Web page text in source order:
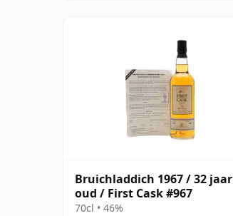
Bruichladdich 1967 / 32 jaar
oud / First Cask #967
70cl • 46%